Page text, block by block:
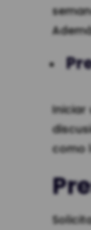
Iniciar
como